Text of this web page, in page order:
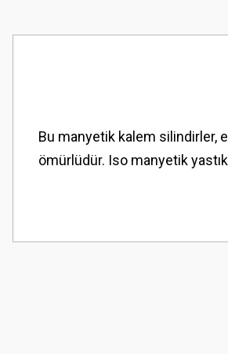
Bu manyetik kalem silindirler,
ömürlüdür. Iso manyetik
Görüş ve önerileriniz için teşekkür ederiz.